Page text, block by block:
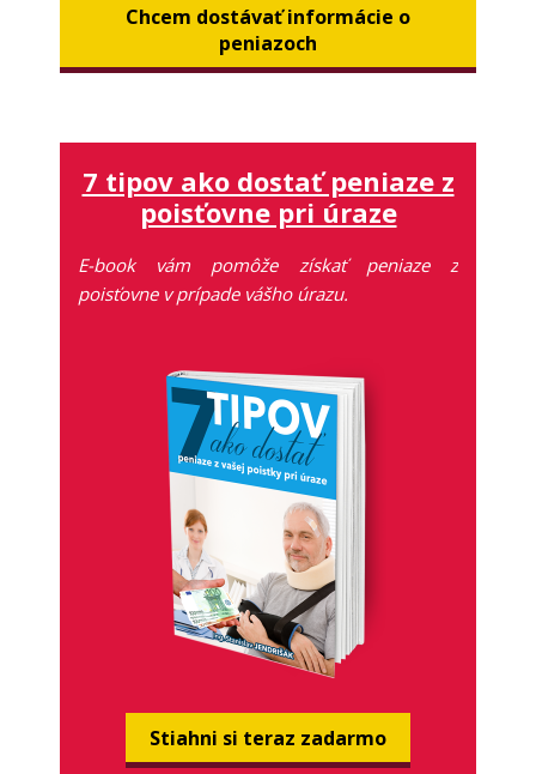
Chcem dostávať informácie o
peniazoch
7 tipov ako dostať peniaze z
poisťovne pri úraze
E-book vám pomôže získať peniaze z
poisťovne v prípade vášho úrazu.
Stiahni si teraz zadarmo